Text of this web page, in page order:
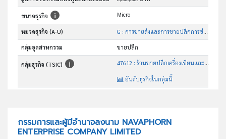
ขนาดธุรกิจ Micro
หมวดธุรกิจ (A-U) G : การขายส่งและการขายปลีกการซ่อมยานยนต์และ จักรยานยนต์
กลุ่มอุตสาหกรรม ขายปลีก
กลุ่มธุรกิจ (TSIC) 47612 : ร้านขายปลีกเครื่องเขียนและเครื่องใช้สำนักงาน
อันดับธุรกิจในกลุ่มนี้
กรรมการและผู้มีอำนาจลงนาม NAVAPHORN
ENTERPRISE COMPANY LIMITED